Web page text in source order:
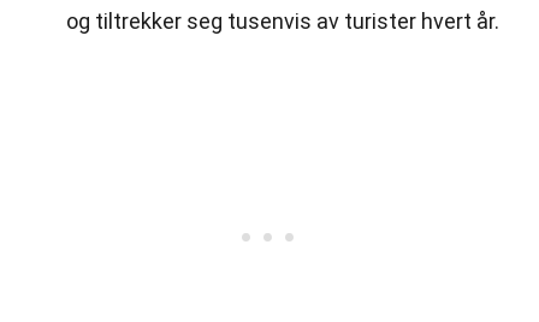
og tiltrekker seg tusenvis av turister hvert år.